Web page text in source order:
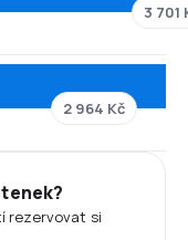
3 701
2 964 Kč
rezervovat si